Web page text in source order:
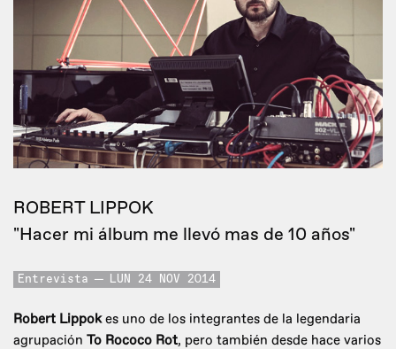
ROBERT LIPPOK
"Hacer mi álbum me llevó mas de 10 años"
Entrevista LUN 24 NOV 2014
Robert Lippokes uno de los integrantes de la legendaria
agrupación To Rococo Rot, pero también desde hace varios